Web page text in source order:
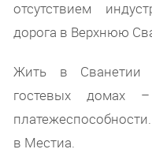
отсутствием
дорога в Верхнюю
Жить в Сванетии
гостевых домах
в Местиа.